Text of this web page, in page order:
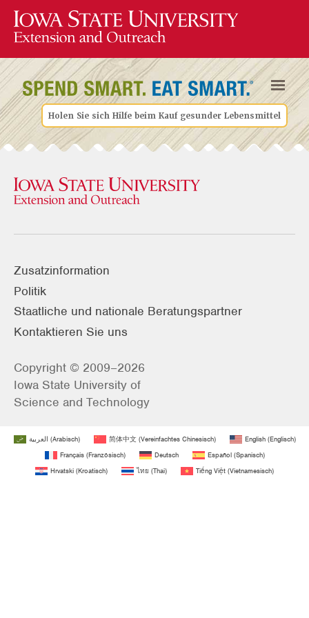
Holen Sie sich Hilfe beim Kauf gesunder Lebensmittel
Zusatzinformation
Politik
Staatliche und nationale Beratungspartner
Kontaktieren Sie uns
Copyright © 2009–2026
Iowa State University of
Science and Technology
العربية (Arabisch) 简体中文(Vereinfachtes Chinesisch) English(Englisch)
Français(Französisch) Deutsch Español(Spanisch)
Hrvatski (Kroatisch) ไทย (Thai) Tiếng Việt (Vietnamesisch)